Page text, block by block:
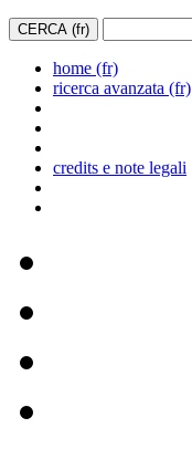
home (fr)
ricerca avanzata (fr)
credits e note legali